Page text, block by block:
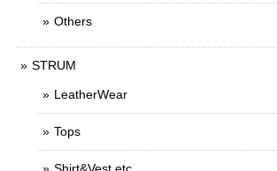
Others
STRUM
LeatherWear
Tops